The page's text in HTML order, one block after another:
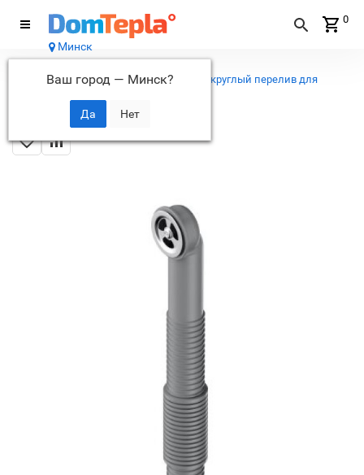
Минск
Ваш город — Минск?
Каталог
0
Аксессуары для моек
Сменный круглый перелив для
арматуры Omoikiri OV-1-R IN